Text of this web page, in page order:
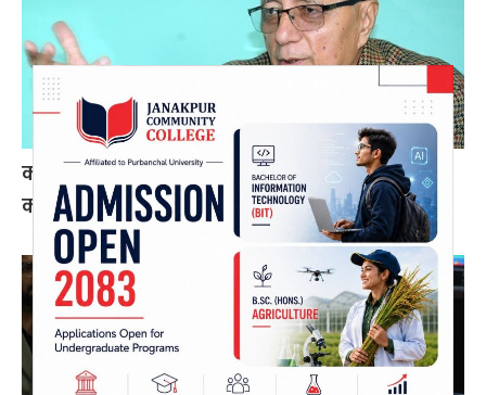
कोइराला निवास मर्मतका लागि सरकारले दिएको २
करोड शेखरले गरे फिर्ता